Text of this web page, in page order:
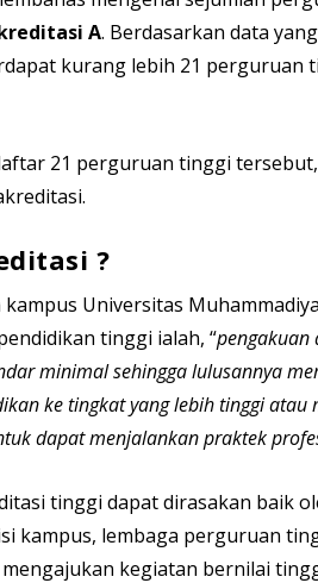
A. Berdasarkan data
kurang lebih 21 perguruan
21 perguruan tinggi
?
Universitas
tinggi ialah, “pengakuan
minimal sehingga lulusannya
ke tingkat yang lebih tinggi atau
dapat menjalankan praktek
tinggi dapat dirasakan baik
kampus, lembaga perguruan
kegiatan bernilai